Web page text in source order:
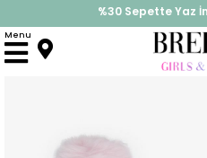
%30 Sepette Yaz
İndirimlere ek %10
Menu
Anasayfa Atkı & Bere